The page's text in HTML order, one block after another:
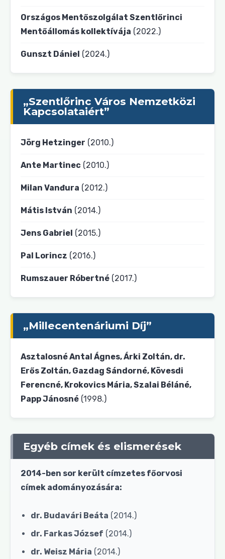
Országos Mentőszolgálat Szentlőrinci
Mentőállomás kollektívája (2022.)
Gunszt Dániel (2024.)
„Szentlőrinc Város Nemzetközi
Kapcsolataiért”
Jörg Hetzinger (2010.)
Ante Martinec (2010.)
Milan Vanđura (2012.)
Mátis István (2014.)
Jens Gabriel (2015.)
Pal Lorincz (2016.)
Rumszauer Róbertné (2017.)
„Millecentenáriumi Díj”
Asztalosné Antal Ágnes, Árki Zoltán, dr.
Erős Zoltán, Gazdag Sándorné, Kövesdi
Ferencné, Krokovics Mária, Szalai Béláné,
Papp Jánosné (1998.)
Egyéb címek és elismerések
2014-ben sor került címzetes főorvosi
címek adományozására:
dr. Budavári Beáta (2014.)
dr. Farkas József (2014.)
dr. Weisz Mária (2014.)